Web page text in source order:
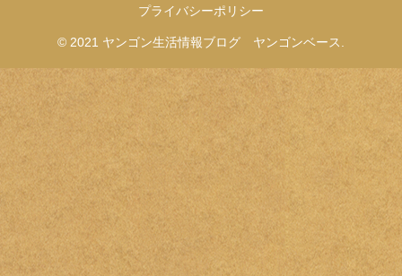
プライバシーポリシー
© 2021 ヤンゴン生活情報ブログ ヤンゴンベース.